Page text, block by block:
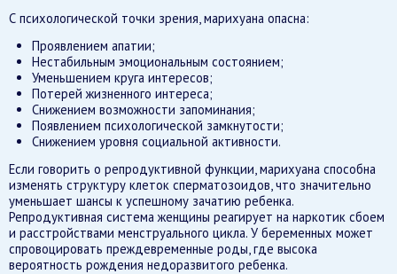
С психологической точки зрения, марихуана опасна:
Проявлением апатии;
Нестабильным эмоциональным состоянием;
Уменьшением круга интересов;
Потерей жизненного интереса;
Снижением возможности запоминания;
Появлением психологической замкнутости;
Снижением уровня социальной активности.
Если говорить о репродуктивной функции, марихуана способна
изменять структуру клеток сперматозоидов, что значительно
уменьшает шансы к успешному зачатию ребенка.
Репродуктивная система женщины реагирует на наркотик сбоем
и расстройствами менструального цикла. У беременных может
спровоцировать преждевременные роды, где высока
вероятность рождения недоразвитого ребенка.